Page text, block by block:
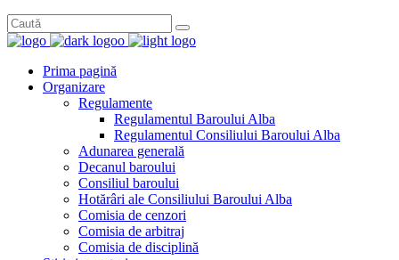
Prima pagină
Organizare
Regulamente
Regulamentul Baroului Alba
Regulamentul Consiliului Baroului Alba
Adunarea generală
Decanul baroului
Consiliul baroului
Hotărâri ale Consiliului Baroului Alba
Comisia de cenzori
Comisia de arbitraj
Comisia de disciplină